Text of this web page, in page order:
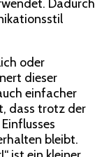
Dadurch
oder
dieser
einfacher
dass trotz der
bleibt.